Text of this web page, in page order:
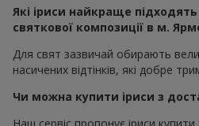
Які іриси найкраще
святкової композиції в м.
Для свят зазвичай обирають
насичених відтінків, які добре
Чи можна купити іриси з